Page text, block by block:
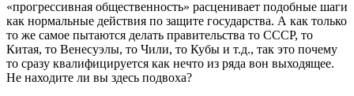
«прогрессивная общественность» расценивает подобные шаги
как нормальные действия по защите государства. А как только
то же самое пытаются делать правительства то СССР, то
Китая, то Венесуэлы, то Чили, то Кубы и т.д., так это почему
то сразу квалифицируется как нечто из ряда вон выходящее.
Не находите ли вы здесь подвоха?